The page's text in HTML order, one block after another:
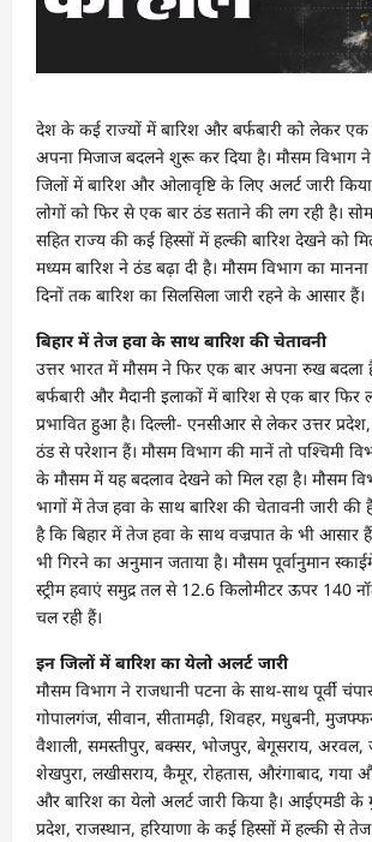
देश के कई राज्यों में बारिश और बर्फबारी को लेकर एक
अपना मिजाज बदलने शुरू कर दिया है। मौसम विभाग
जिलों में बारिश और ओलावृष्टि के लिए अलर्ट जारी
लोगों को फिर से एक बार ठंड सताने की लग रही है।
सहित राज्य की कई हिस्सों में हल्की बारिश देखने को
मध्यम बारिश ने ठंड बढ़ा दी है। मौसम विभाग का
दिनों तक बारिश का सिलसिला जारी रहने के आसार हैं।
बिहार में तेज हवा के साथ बारिश की चेतावनी
उत्तर भारत में मौसम ने फिर एक बार अपना रुख बदला
बर्फबारी और मैदानी इलाकों में बारिश से एक बार फिर
प्रभावित हुआ है। दिल्ली- एनसीआर से लेकर उत्तर
ठंड से परेशान हैं। मौसम विभाग की मानें तो पश्चिमी
के मौसम में यह बदलाव देखने को मिल रहा है। मौसम
भागों में तेज हवा के साथ बारिश की चेतावनी जारी की
है कि बिहार में तेज हवा के साथ वज्रपात के भी आसार
भी गिरने का अनुमान जताया है। मौसम पूर्वानुमान
स्ट्रीम हवाएं समुद्र तल से 12.6 किलोमीटर ऊपर 140
चल रही हैं।
इन जिलों में बारिश का येलो अलर्ट जारी
मौसम विभाग ने राजधानी पटना के साथ-साथ पूर्वी
गोपालगंज, सीवान, सीतामढ़ी, शिवहर, मधुबनी,
वैशाली, समस्तीपुर, बक्सर, भोजपुर, बेगूसराय, अरवल,
शेखपुरा, लखीसराय, कैमूर, रोहतास, औरंगाबाद, गया
और बारिश का येलो अलर्ट जारी किया है। आईएमडी के
प्रदेश, राजस्थान, हरियाणा के कई हिस्सों में हल्की से